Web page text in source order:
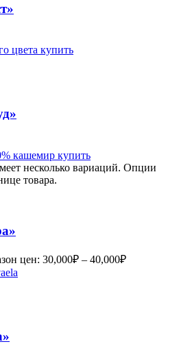
несколько вариаций. Опции
товара.
цен: 30,000₽ – 40,000₽